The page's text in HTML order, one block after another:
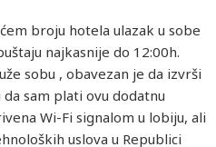
broju hotela ulazak u sobe
najkasnije do 12:00h.
sobu , obavezan je da izvrši
sam plati ovu dodatnu
Wi-Fi signalom u lobiju, ali
uslova u Republici